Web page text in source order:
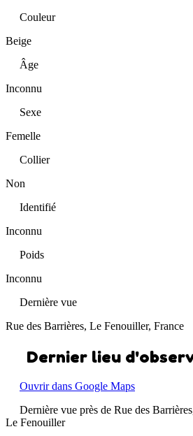
Couleur
Beige
Âge
Inconnu
Sexe
Femelle
Collier
Non
Identifié
Inconnu
Poids
Inconnu
Dernière vue
Rue des Barrières, Le Fenouiller, France
Dernier lieu
Ouvrir dans Google Maps
Dernière vue près de Rue des
Le Fenouiller